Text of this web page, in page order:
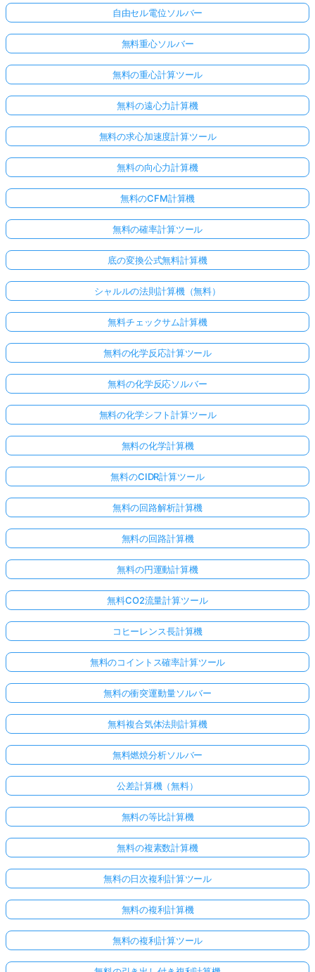
自由セル電位ソルバー
無料重心ソルバー
無料の重心計算ツール
無料の遠心力計算機
無料の求心加速度計算ツール
無料の向心力計算機
無料のCFM計算機
無料の確率計算ツール
底の変換公式無料計算機
シャルルの法則計算機（無料）
無料チェックサム計算機
無料の化学反応計算ツール
無料の化学反応ソルバー
無料の化学シフト計算ツール
無料の化学計算機
無料のCIDR計算ツール
無料の回路解析計算機
無料の回路計算機
無料の円運動計算機
無料CO2流量計算ツール
コヒーレンス長計算機
無料のコイントス確率計算ツール
無料の衝突運動量ソルバー
無料複合気体法則計算機
無料燃焼分析ソルバー
公差計算機（無料）
無料の等比計算機
無料の複素数計算機
無料の日次複利計算ツール
無料の複利計算機
無料の複利計算ツール